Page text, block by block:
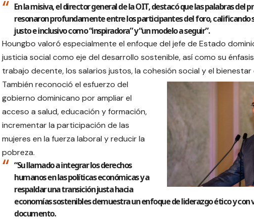
En la misiva, el director general de la OIT, destacó que las palabras del
resonaron profundamente entre los participantes del foro, calificando
justo e inclusivo como “inspiradora” y “un modelo a seguir”.
Houngbo valoró especialmente el enfoque del jefe de Estado
justicia social como eje del desarrollo sostenible, así como su
trabajo decente, los salarios justos, la cohesión social y el bienestar
También reconoció el esfuerzo del
gobierno dominicano por ampliar el
acceso a salud, educación y formación,
incrementar la participación de las
mujeres en la fuerza laboral y reducir la
pobreza.
“Su llamado a integrar los derechos
humanos en las políticas económicas y a
respaldar una transición justa hacia
economías sostenibles demuestra un enfoque de liderazgo ético y con
documento.